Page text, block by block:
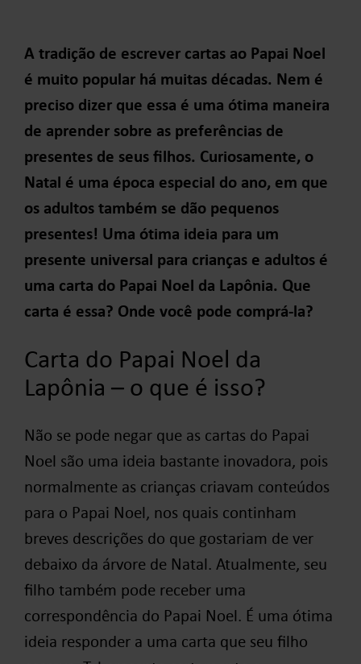
A tradição de escrever cartas ao Papai Noel
é muito popular há muitas décadas. Nem é
preciso dizer que essa é uma ótima maneira
de aprender sobre as preferências de
presentes de seus filhos. Curiosamente, o
Natal é uma época especial do ano, em que
os adultos também se dão pequenos
presentes! Uma ótima ideia para um
presente universal para crianças e adultos é
uma carta do Papai Noel da Lapônia. Que
carta é essa? Onde você pode comprá-la?
Carta do Papai Noel da
Lapônia – o que é isso?
Não se pode negar que as cartas do Papai
Noel são uma ideia bastante inovadora, pois
normalmente as crianças criavam conteúdos
para o Papai Noel, nos quais continham
breves descrições do que gostariam de ver
debaixo da árvore de Natal. Atualmente, seu
filho também pode receber uma
correspondência do Papai Noel. É uma ótima
ideia responder a uma carta que seu filho